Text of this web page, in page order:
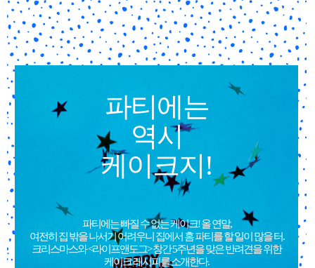
파티에는
역시
케이크지!
파티에는 빠질 수 없는 케이크! 올 연말,
여전히 집 밖을 나서기 어려우니 집에서 홈 파티를 할 일이 많을 터.
크리스마스와 <라이프앤도그> 창간 5주년을 맞은 반려견을 위한
케이크 레시피를 소개한다.